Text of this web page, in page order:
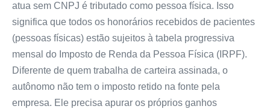
atua sem CNPJ é tributado como pessoa física. Isso
significa que todos os honorários recebidos de pacientes
(pessoas físicas) estão sujeitos à tabela progressiva
mensal do Imposto de Renda da Pessoa Física (IRPF).
Diferente de quem trabalha de carteira assinada, o
autônomo não tem o imposto retido na fonte pela
empresa. Ele precisa apurar os próprios ganhos